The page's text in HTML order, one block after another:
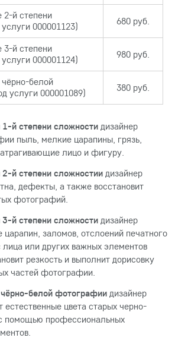
2-й степени
000001123)
680 руб.
3-й степени
000001124)
980 руб.
белой
услуги 000001089)
380 руб.
1-й степени сложности дизайнер
пыль, мелкие царапины, грязь,
лицо и фигуру.
2-й степени сложностии дизайнер
дефекты, а также восстановит
фотографий.
3-й степени сложности дизайнер
царапин, заломов, отслоений печатного
или других важных элементов
резкость и выполнит дорисовку
частей фотографии.
белой фотографии дизайнер
естественные цвета старых черно-
помощью профессиональных